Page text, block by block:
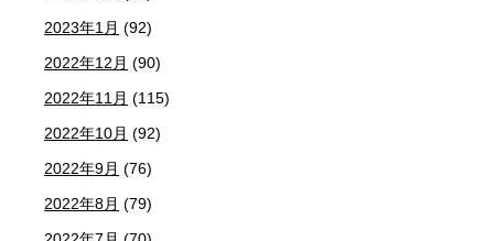
2023年1月 (92)
2022年12月 (90)
2022年11月 (115)
2022年10月 (92)
2022年9月 (76)
2022年8月 (79)